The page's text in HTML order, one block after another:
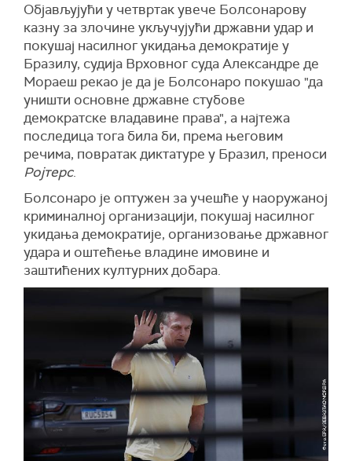
Објављујући у четвртак увече Болсонарову
казну за злочине укључујући државни удар и
покушај насилног укидања демократије у
Бразилу, судија Врховног суда Александре де
Мораеш рекао је да је Болсонаро покушао "да
уништи основне државне стубове
демократске владавине права", а најтежа
последица тога била би, према његовим
речима, повратак диктатуре у Бразил, преноси
Ројтерс.
Болсонаро је оптужен за учешће у наоружаној
криминалној организацији, покушај насилног
укидања демократије, организовање државног
удара и оштећење владине имовине и
заштићених културних добара.